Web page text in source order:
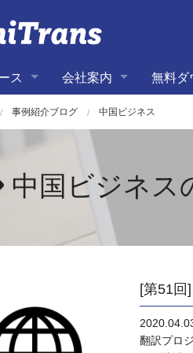
ス 会社案内 無料ダ
事例紹介ブログ 中国ビジネス
中国ビジネス
[第51回
翻訳プロ